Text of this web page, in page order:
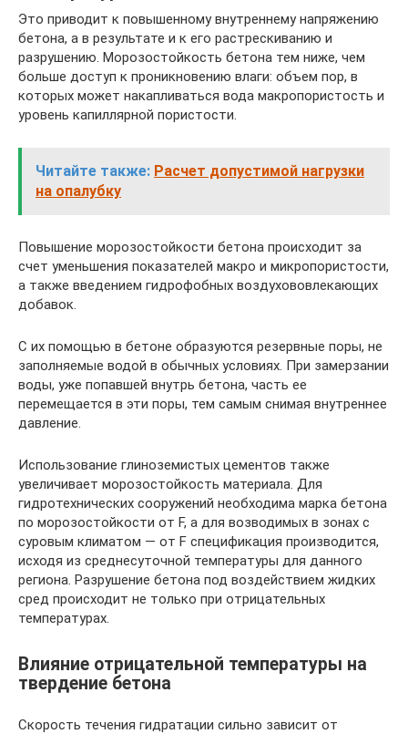
Это приводит к повышенному внутреннему напряжению
бетона, а в результате и к его растрескиванию и
разрушению. Морозостойкость бетона тем ниже, чем
больше доступ к проникновению влаги: объем пор, в
которых может накапливаться вода макропористость и
уровень капиллярной пористости.
Читайте также: Расчет допустимой нагрузки
на опалубку
Повышение морозостойкости бетона происходит за
счет уменьшения показателей макро и микропористости,
а также введением гидрофобных воздухововлекающих
добавок.
С их помощью в бетоне образуются резервные поры, не
заполняемые водой в обычных условиях. При замерзании
воды, уже попавшей внутрь бетона, часть ее
перемещается в эти поры, тем самым снимая внутреннее
давление.
Использование глиноземистых цементов также
увеличивает морозостойкость материала. Для
гидротехнических сооружений необходима марка бетона
по морозостойкости от F, а для возводимых в зонах с
суровым климатом — от F спецификация производится,
исходя из среднесуточной температуры для данного
региона. Разрушение бетона под воздействием жидких
сред происходит не только при отрицательных
температурах.
Влияние отрицательной температуры на
твердение бетона
Скорость течения гидратации сильно зависит от